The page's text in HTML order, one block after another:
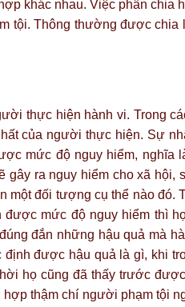
khác nhau. Việc phân chia
tội. Thông thường được chia
thực hiện hành vi. Trong
của người thực hiện. Sự
mức độ nguy hiểm, nghĩa
ra nguy hiểm cho xã hội,
một đối tượng cụ thể nào đó.
mức độ nguy hiểm thì
đắn những hậu quả mà
được hậu quả là gì, khi
họ cũng đã thấy trước
thậm chí người phạm tội